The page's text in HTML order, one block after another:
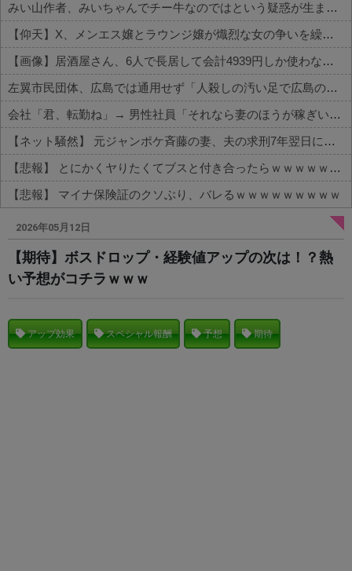
みい山作者、みいちゃんでチー牛なのではという疑惑が生まれるｗｗｗｗｗｗｗ
【仰天】X、メンエス嬢とラウンジ嬢が熾烈な女の争いを繰り広げ対戦型になってしまうw w w w w w w w
【画像】居酒屋さん、6人で長居して会計4939円しか使わない客にお気持ち表明してしまう←コレどっちが悪いんや？？？？？？
左翼市民団体、広島では通用せず「人殺しの汚い足で広島の土を踏むな！」→広島県民「お前らの方が汚いんじゃ！」「ワシらが広島県民じゃ」
会社「君、転勤ね」→ 男性社員「それなら妻のほうが稼ぎいいんで辞めます」⇒ 結果・・・
【ネット騒然】 元ジャンポケ斉藤の妻、夫の求刑7年翌日にインスタ更新！その内容がガチでヤバすぎる…
【悲報】 とにかくヤりたくてブスと付き合ったらｗｗｗｗｗｗｗｗｗｗｗｗｗｗｗ
【悲報】 マイナ保険証のクソぶり、バレるｗｗｗｗｗｗｗｗｗ
Powered by livedoor 相互RSS
2026年05月12日
【期待】ボスドロップ・経験値アップの次は！？熱
い予想がコチラｗｗｗ
アップ効果 スペシャル報酬 予想 期待